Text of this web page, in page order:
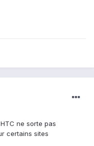
ne sorte pas
certains sites